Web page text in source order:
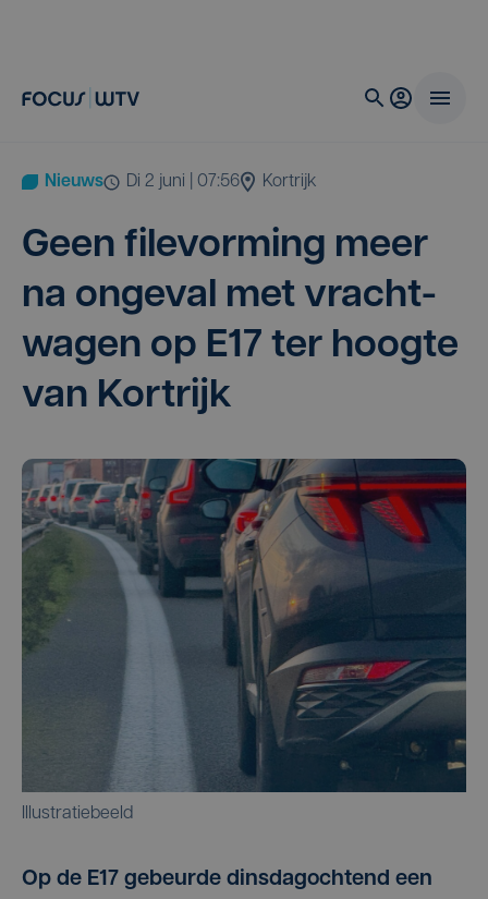
Nieuws di 2 juni | 07:56 Kortrijk
Geen file­vor­ming meer
na onge­val met vracht­
wa­gen op E17 ter hoog­te
van Kortrijk
Illustratiebeeld
Op de E17 gebeurde dinsdagochtend een